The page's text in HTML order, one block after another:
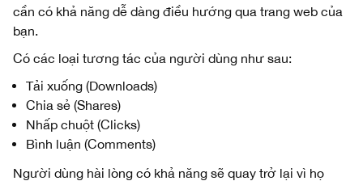
cần có khả năng dễ dàng điều hướng qua trang web của
bạn.
Có các loại tương tác của người dùng như sau:
Tải xuống (Downloads)
Chia sẻ (Shares)
Nhấp chuột (Clicks)
Bình luận (Comments)
Người dùng hài lòng có khả năng sẽ quay trở lại vì họ